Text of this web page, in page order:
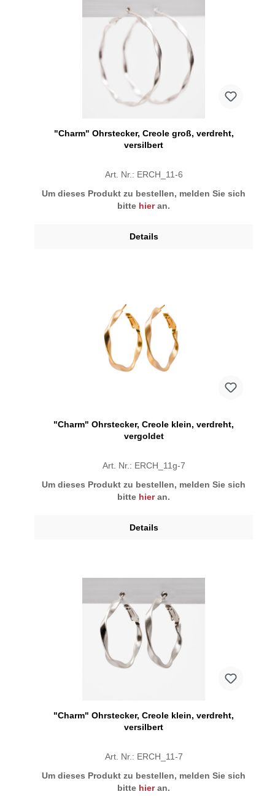
"Charm" Ohrstecker, Creole groß, verdreht,
versilbert
Art. Nr.: ERCH_11-6
Um dieses Produkt zu bestellen, melden Sie sich
bitte hieran.
Details
"Charm" Ohrstecker, Creole klein, verdreht,
vergoldet
Art. Nr.: ERCH_11g-7
Um dieses Produkt zu bestellen, melden Sie sich
bitte hieran.
Details
"Charm" Ohrstecker, Creole klein, verdreht,
versilbert
Art. Nr.: ERCH_11-7
Um dieses Produkt zu bestellen, melden Sie sich
bitte hieran.